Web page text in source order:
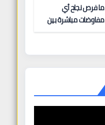
ما فرص نجاح أي
مفاوضات مباشرة بين